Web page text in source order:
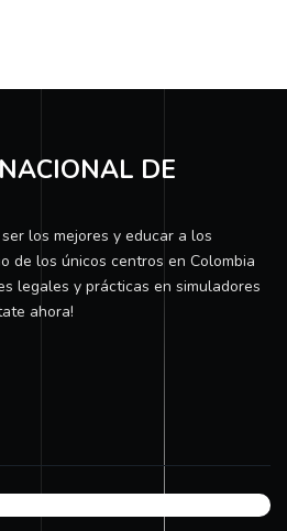
DE
los mejores y educar a los
de los únicos centros en Colombia
legales y prácticas en simuladores
ahora!